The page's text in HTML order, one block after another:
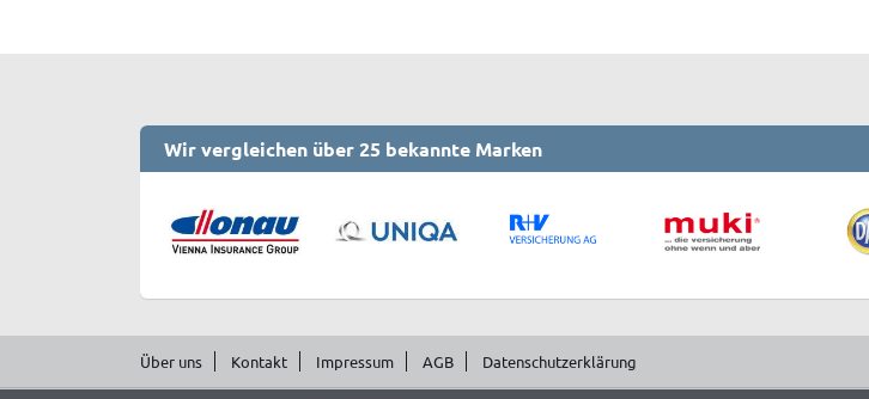
Wir vergleichen über 25 bekannte Marken
Über uns Kontakt Impressum AGB Datenschutzerklärung